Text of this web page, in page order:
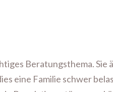
Beratungsthema. Sie
eine Familie schwer